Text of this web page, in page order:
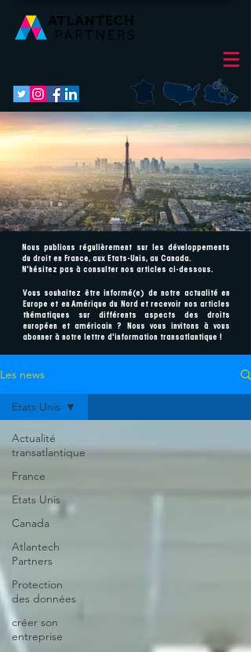
AdobeStock_190502221.jpeg
AdobeStock_254472908.jpeg
AdobeStock_174630794.jpeg
AdobeStock_190502221.jpeg
AdobeStock_254472908.jpeg
AdobeStock_174630794.jpeg
AdobeStock_190502221.jpeg
AdobeStock_254472908.jpeg
AdobeStock_174630794.jpeg
AdobeStock_190502221.jpeg
AdobeStock_254472908.jpeg
AdobeStock_174630794.jpeg
AdobeStock_190502221.jpeg
AdobeStock_254472908.jpeg
AdobeStock_174630794.jpeg
AdobeStock_190502221.jpeg
AdobeStock_254472908.jpeg
AdobeStock_174630794.jpeg
AdobeStock_190502221.jpeg
AdobeStock_254472908.jpeg
AdobeStock_174630794.jpeg
AdobeStock_190502221.jpeg
AdobeStock_254472908.jpeg
AdobeStock_174630794.jpeg
AdobeStock_190502221.jpeg
AdobeStock_254472908.jpeg
AdobeStock_174630794.jpeg
AdobeStock_190502221.jpeg
AdobeStock_254472908.jpeg
AdobeStock_174630794.jpeg
Nous publions régulièrement sur les développements
du droit en France, aux Etats-Unis, au Canada.
N'hésitez pas à consulter nos articles ci-dessous.
Vous souhaitez être informé(e) de notre actualité en
Europe et en Amérique du Nord et recevoir nos articles
thématiques sur différents aspects des droits
européen et américain ? Nous vous invitons à vous
abonner à notre lettre d'information transatlantique !
Les news
Actualité
transatlantique
France
Etats Unis
Canada
Atlantech
Partners
Protection
des données
créer son
entreprise
Etats Unis